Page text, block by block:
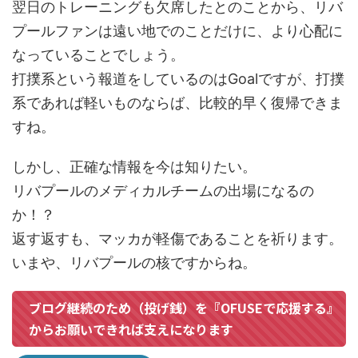
翌日のトレーニングも欠席したとのことから、リバ
プールファンは遠い地でのことだけに、より心配に
なっていることでしょう。
打撲系という報道をしているのはGoalですが、打撲
系であれば軽いものならば、比較的早く復帰できま
すね。
しかし、正確な情報を今は知りたい。
リバプールのメディカルチームの出場になるの
か！？
返す返すも、マッカが軽傷であることを祈ります。
いまや、リバプールの核ですからね。
ブログ継続のため（投げ銭）を『OFUSEで応援する』
からお願いできれば支えになります